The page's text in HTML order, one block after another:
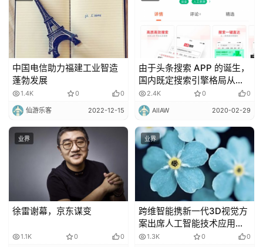
中国电信助力福建工业智造
蓬勃发展
1.4K 0 0
仙游乐客 2022-12-15
由于头条搜索 APP 的诞生，
国内既定搜索引擎格局从此
多了一个“搅局者”！
2.4K 0 0
AIIAW 2020-02-29
业界
徐雷谢幕，京东谋变
1.1K 0 0
业界
跨维智能携新一代3D视觉方
案出席人工智能技术应用论
坛1.3K 0 0